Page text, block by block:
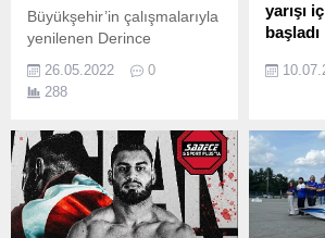
Büyükşehir’in çalışmalarıyla
yenilenen Derince
Cımbızdere Mesire Alanı,
Başkan Büyükakın’ın da
katıldığı dostluk maçıyla
26.05.2022
0
288
yarışı
başladı
başladı.